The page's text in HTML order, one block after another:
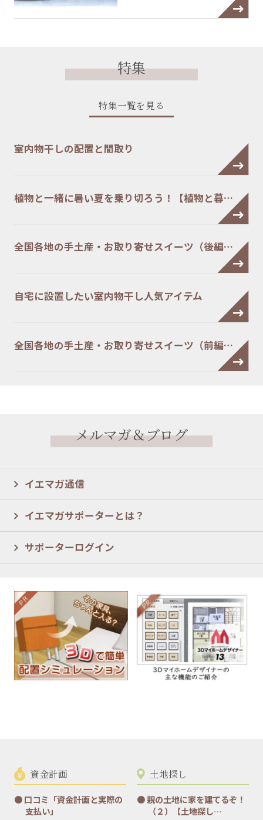
特集
特集一覧を見る
室内物干しの配置と間取り
植物と一緒に暑い夏を乗り切ろう！【植物と暮…
全国各地の手土産・お取り寄せスイーツ（後編…
自宅に設置したい室内物干し人気アイテム
全国各地の手土産・お取り寄せスイーツ（前編…
メルマガ＆ブログ
イエマガ通信
イエマガサポーターとは？
サポーターログイン
資金計画
口コミ「資金計画と実際の
支払い」
土地探し
親の土地に家を建てるぞ！
（２）【土地探し…